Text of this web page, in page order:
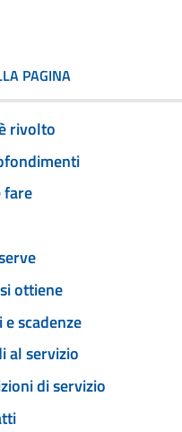
PAGINA
rivolto
fare
ottiene
e scadenze
al servizio
di servizio